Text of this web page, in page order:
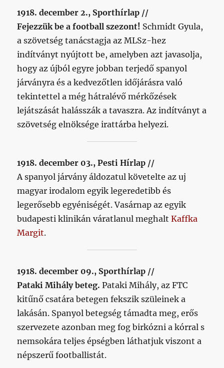
1918. december 2., Sporthírlap //
Fejezzük be a football szezont! Schmidt Gyula,
a szövetség tanácstagja az MLSz-hez
indítványt nyújtott be, amelyben azt javasolja,
hogy az újból egyre jobban terjedő spanyol
járványra és a kedvezőtlen időjárásra való
tekintettel a még hátralévő mérkőzések
lejátszását halásszák a tavaszra. Az indítványt a
szövetség elnöksége irattárba helyezi.
1918. december 03., Pesti Hírlap //
A spanyol járvány áldozatul követelte az uj
magyar irodalom egyik legeredetibb és
legerősebb egyéniségét. Vasárnap az egyik
budapesti klinikán váratlanul meghaltKaffka
Margit.
1918. december 09., Sporthírlap //
Pataki Mihály beteg. Pataki Mihály, az FTC
kitűnő csatára betegen fekszik szüleinek a
lakásán. Spanyol betegség támadta meg, erős
szervezete azonban meg fog birkózni a kórral s
nemsokára teljes épségben láthatjuk viszont a
népszerű footballistát.